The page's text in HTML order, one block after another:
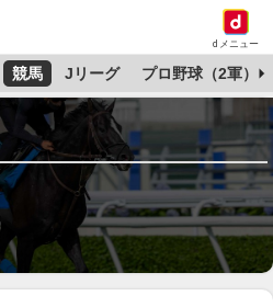
dメニュー
競馬 Jリーグ プロ野球（2軍）